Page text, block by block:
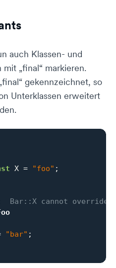
auch Klassen- und
„final“ markieren.
gekennzeichnet, so
Unterklassen erweitert
X = "foo" ;
Bar::X cannot override
"bar" ;